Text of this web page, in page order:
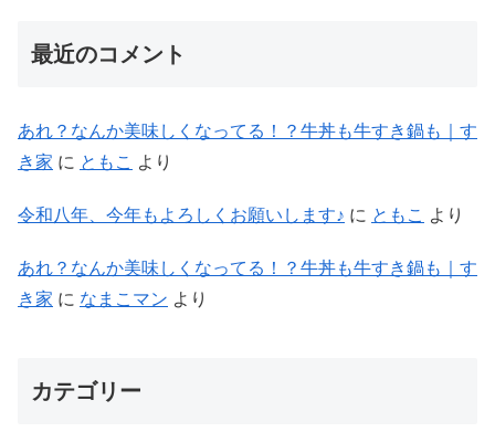
最近のコメント
あれ？なんか美味しくなってる！？牛丼も牛すき鍋も｜す
き家 に ともこ より
令和八年、今年もよろしくお願いします♪ に ともこ より
あれ？なんか美味しくなってる！？牛丼も牛すき鍋も｜す
き家 に なまこマン より
カテゴリー